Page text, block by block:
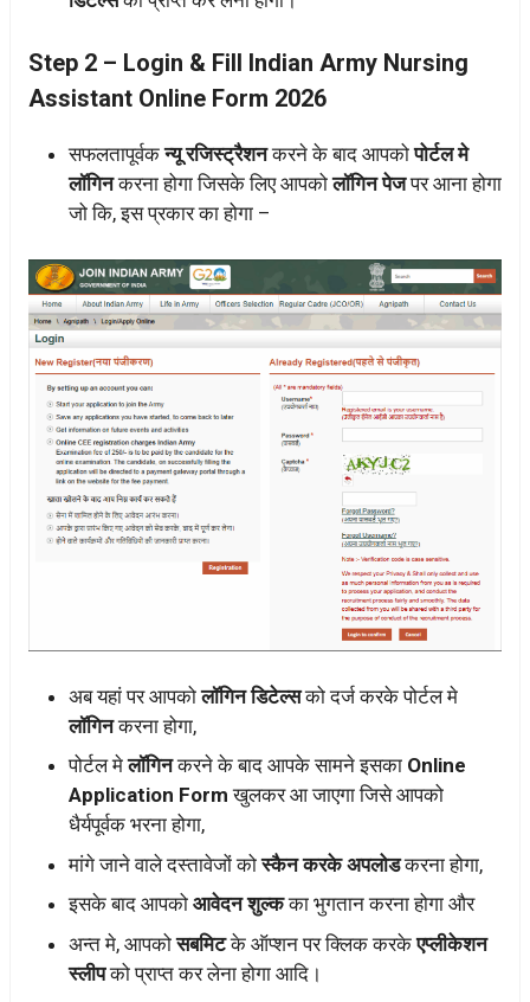
Step 2 – Login & Fill Indian Army Nursing
Assistant Online Form 2026
सफलतापूर्वकन्यू रजिस्ट्रैशनकरने के बाद आपकोपोर्टल मे
लॉगिनकरना होगा जिसके लिए आपकोलॉगिन पेजपर आना होगा
जो कि, इस प्रकार का होगा –
अब यहां पर आपकोलॉगिन डिटेल्सको दर्ज करके पोर्टल मे
लॉगिनकरना होगा,
पोर्टल मेलॉगिनकरने के बाद आपके सामने इसका Online
Application Form खुलकर आ जाएगा जिसे आपको
धैर्यपूर्वक भरना होगा,
मांगे जाने वाले दस्तावेजों कोस्कैन करके अपलोडकरना होगा,
इसके बाद आपको आवेदन शुल्कका भुगतान करना होगा और
अन्त मे, आपकोसबमिटके ऑप्शन पर क्लिक करकेएप्लीकेशन
स्लीपको प्राप्त कर लेना होगा आदि।